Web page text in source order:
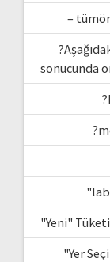
–
sonucunda
"Yeni"
"Yer